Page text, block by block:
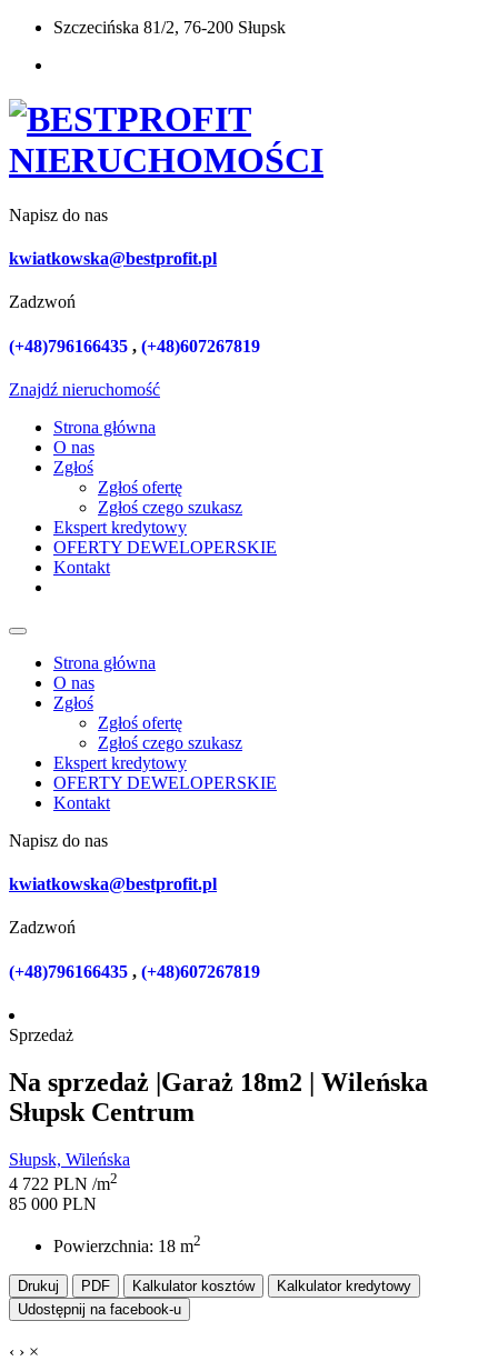
Szczecińska 81/2, 76-200 Słupsk
Napisz do nas
kwiatkowska@bestprofit.pl
Zadzwoń
(+48)796166435 , (+48)607267819
Znajdź nieruchomość
Strona główna
O nas
Zgłoś
Zgłoś ofertę
Zgłoś czego szukasz
Ekspert kredytowy
OFERTY DEWELOPERSKIE
Kontakt
Strona główna
O nas
Zgłoś
Zgłoś ofertę
Zgłoś czego szukasz
Ekspert kredytowy
OFERTY DEWELOPERSKIE
Kontakt
Napisz do nas
kwiatkowska@bestprofit.pl
Zadzwoń
(+48)796166435 , (+48)607267819
Sprzedaż
Na sprzedaż |Garaż 18m2 | Wileńska
Słupsk Centrum
Słupsk, Wileńska
4 722 PLN /m2
85 000 PLN
Powierzchnia: 18 m2
Drukuj PDF Kalkulator kosztów
Kalkulator kredytowy
Udostępnij na facebook-u
‹ › ×